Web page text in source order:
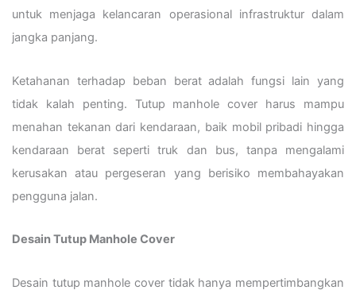
untuk menjaga kelancaran operasional infrastruktur dalam
jangka panjang.
Ketahanan terhadap beban berat adalah fungsi lain yang
tidak kalah penting. Tutup manhole cover harus mampu
menahan tekanan dari kendaraan, baik mobil pribadi hingga
kendaraan berat seperti truk dan bus, tanpa mengalami
kerusakan atau pergeseran yang berisiko membahayakan
pengguna jalan.
Desain Tutup Manhole Cover
Desain tutup manhole cover tidak hanya mempertimbangkan